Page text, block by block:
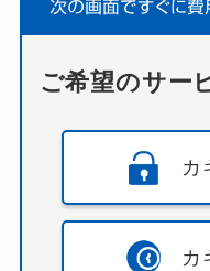
ご希望のサー
カ
カ